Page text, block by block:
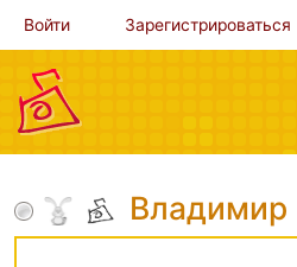
Войти Зарегистрироваться
Владимир